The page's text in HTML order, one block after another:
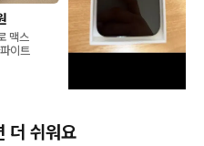
맥스
이트
아이폰14프로
더 쉬워요